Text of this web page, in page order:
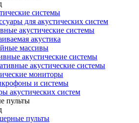
системы
для акустических систем
акустические системы
акустика
массивы
акустические системы
акустические системы
мониторы
и системы
акустических систем
пульты
пульты